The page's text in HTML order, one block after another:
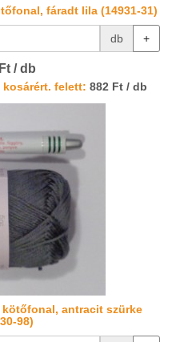
fáradt lila (14931-31)
db +
/ db
kosárért. felett: 882 Ft / db
antracit szürke
98)